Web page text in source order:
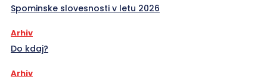
Spominske slovesnosti v letu 2026
Arhiv
Do kdaj?
Arhiv